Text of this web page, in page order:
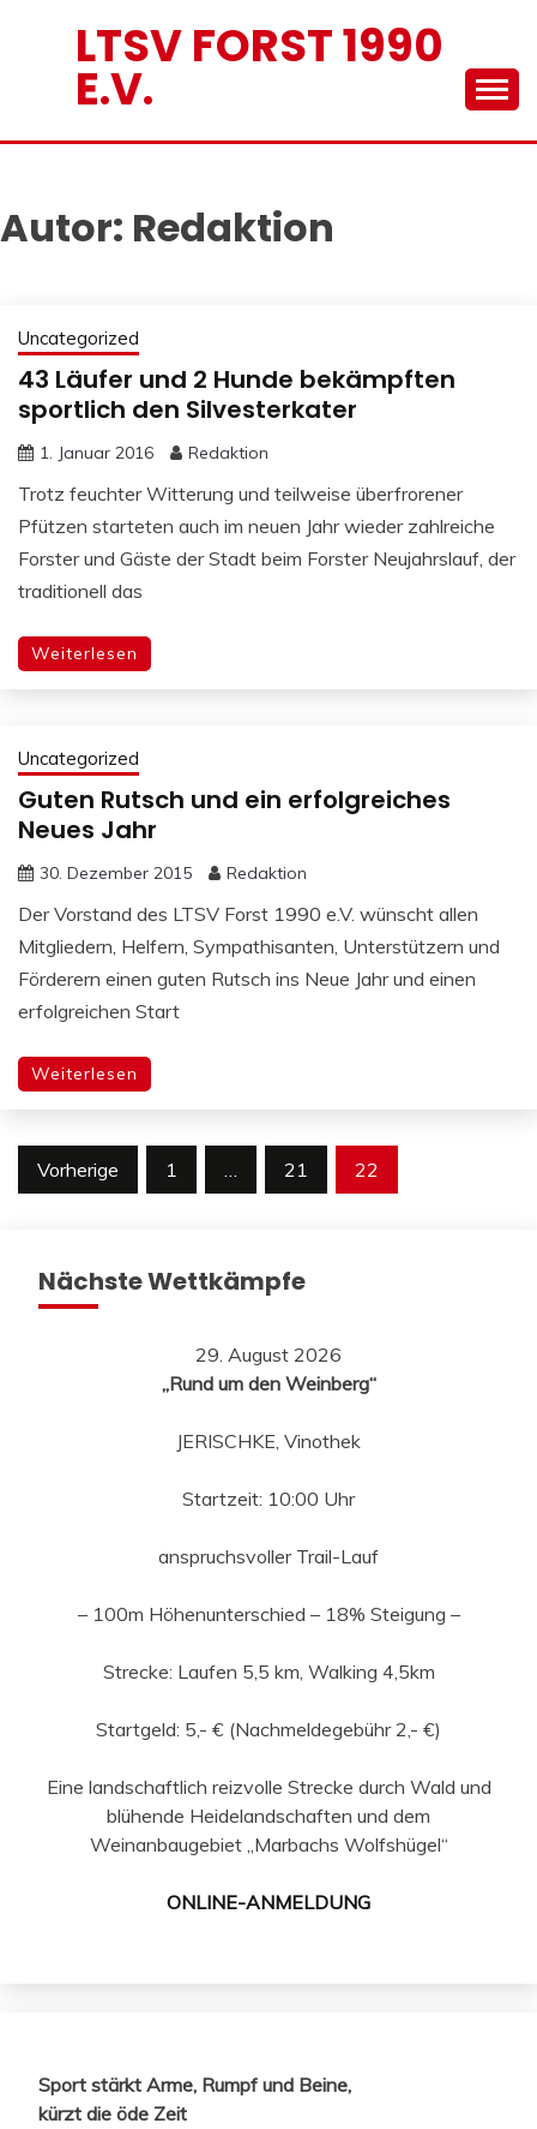
LTSV FORST 1990
E.V.
Autor: Redaktion
Uncategorized
43 Läufer und 2 Hunde bekämpften
sportlich den Silvesterkater
1. Januar 2016 Redaktion
Trotz feuchter Witterung und teilweise überfrorener
Pfützen starteten auch im neuen Jahr wieder zahlreiche
Forster und Gäste der Stadt beim Forster Neujahrslauf, der
traditionell das
Weiterlesen
Uncategorized
Guten Rutsch und ein erfolgreiches
Neues Jahr
30. Dezember 2015 Redaktion
Der Vorstand des LTSV Forst 1990 e.V. wünscht allen
Mitgliedern, Helfern, Sympathisanten, Unterstützern und
Förderern einen guten Rutsch ins Neue Jahr und einen
erfolgreichen Start
Weiterlesen
Seitennummerierung
Vorherige 1 … 21 22
Nächste Wettkämpfe
29. August 2026
„Rund um den Weinberg“
JERISCHKE, Vinothek
Startzeit: 10:00 Uhr
anspruchsvoller Trail-Lauf
– 100m Höhenunterschied – 18% Steigung –
Strecke: Laufen 5,5 km, Walking 4,5km
Startgeld: 5,- € (Nachmeldegebühr 2,- €)
Eine landschaftlich reizvolle Strecke durch Wald und
blühende Heidelandschaften und dem
Weinanbaugebiet „Marbachs Wolfshügel“
ONLINE-ANMELDUNG
Sport stärkt Arme, Rumpf und Beine,
kürzt die öde Zeit